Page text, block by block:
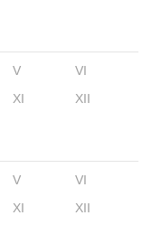
V
VI
XI XII
V
VI
XI XII